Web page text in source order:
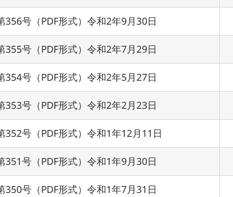
356号（PDF形式）令和2年9月30日
355号（PDF形式）令和2年7月29日
354号（PDF形式）令和2年5月27日
353号（PDF形式）令和2年2月23日
352号（PDF形式）令和1年12月11日
351号（PDF形式）令和1年9月30日
350号（PDF形式）令和1年7月31日